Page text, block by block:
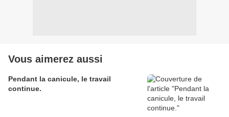
Vous aimerez aussi
Pendant la canicule, le travail
continue.